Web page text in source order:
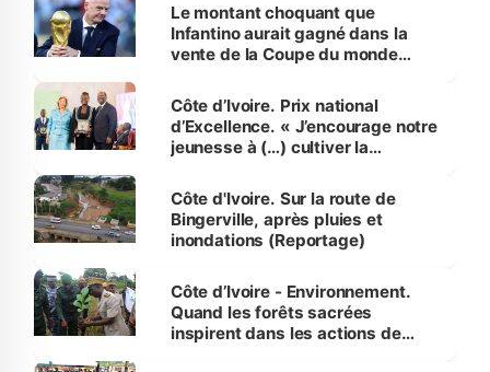
Le montant choquant que
Infantino aurait gagné dans la
vente de la Coupe du monde
Côte d’Ivoire. Prix national
d’Excellence. « J’encourage notre
jeunesse à (…) cultiver la
(Alassane Ouattara
Côte d'Ivoire. Sur la route de
Bingerville, après pluies et
inondations (Reportage)
Côte d’Ivoire - Environnement.
Quand les forêts sacrées
inspirent dans les actions de